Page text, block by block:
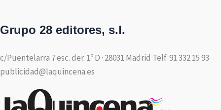
Grupo 28 editores, s.l.
c/Puentelarra 7 esc. der. 1º D · 28031 Madrid Telf. 91 332 15 93
publicidad@laquincena.es